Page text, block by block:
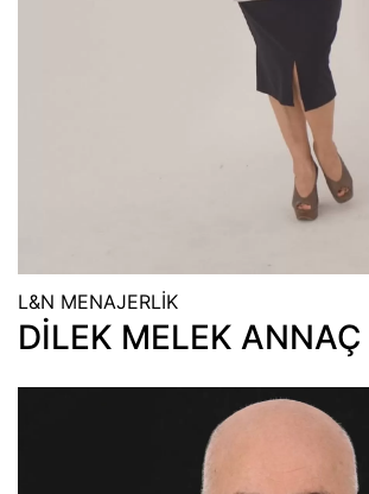
L&N MENAJERLİK
DİLEK MELEK ANNAÇ